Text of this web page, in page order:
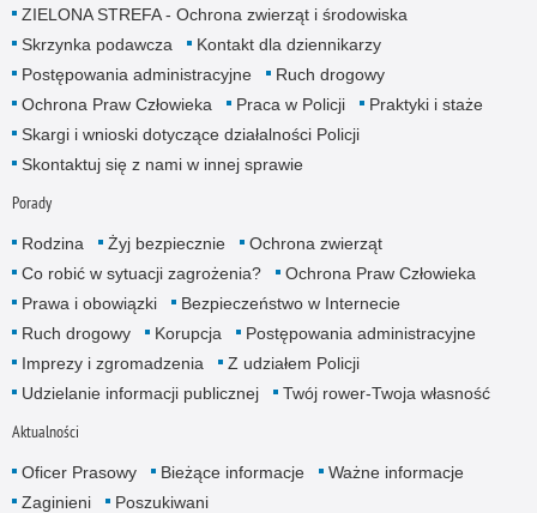
ZIELONA STREFA - Ochrona zwierząt i środowiska
Skrzynka podawcza
Kontakt dla dziennikarzy
Postępowania administracyjne
Ruch drogowy
Ochrona Praw Człowieka
Praca w Policji
Praktyki i staże
Skargi i wnioski dotyczące działalności Policji
Skontaktuj się z nami w innej sprawie
Porady
Rodzina Żyj bezpiecznie
Ochrona zwierząt
Co robić w sytuacji zagrożenia?
Ochrona Praw Człowieka
Prawa i obowiązki
Bezpieczeństwo w Internecie
Ruch drogowy
Korupcja
Postępowania administracyjne
Imprezy i zgromadzenia
Z udziałem Policji
Udzielanie informacji publicznej
Twój rower-Twoja własność
Aktualności
Oficer Prasowy Bieżące informacje
Ważne informacje
Zaginieni
Poszukiwani